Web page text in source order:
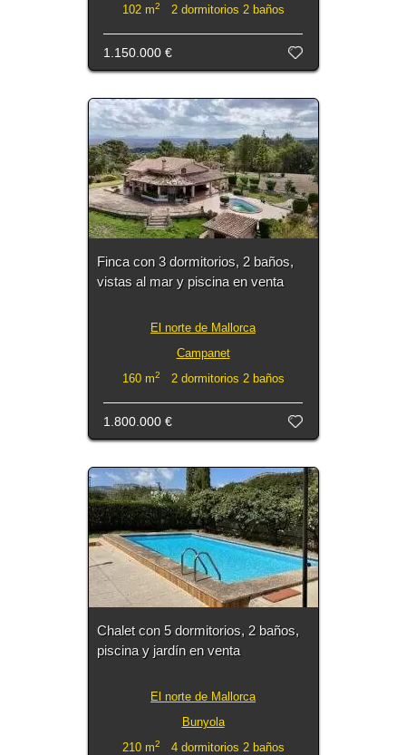
102 m2 2 dormitorios 2 baños
1.150.000 €
Finca con 3 dormitorios, 2 baños,
vistas al mar y piscina en venta
El norte de Mallorca
Campanet
160 m2 2 dormitorios 2 baños
1.800.000 €
Chalet con 5 dormitorios, 2 baños,
piscina y jardín en venta
El norte de Mallorca
Bunyola
210 m2 4 dormitorios 2 baños